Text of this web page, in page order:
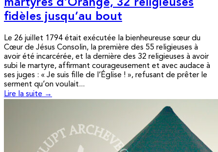
martyres d’Orange, 32 religieuses
fidèles jusqu’au bout
Le 26 juillet 1794 était exécutée la bienheureuse sœur du
Cœur de Jésus Consolin, la première des 55 religieuses à
avoir été incarcérée, et la dernière des 32 religieuses à avoir
subi le martyre, affirmant courageusement et avec audace à
ses juges : « Je suis fille de l’Église ! », refusant de prêter le
serment qu’on voulait...
Lire la suite →